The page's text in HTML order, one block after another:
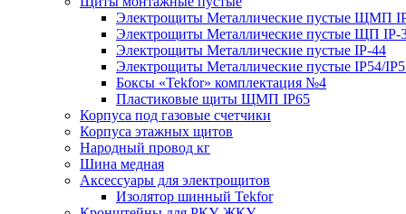
Электрощиты Металлические пустые ЩМП
Электрощиты Металлические пустые ЩП IP-
Электрощиты Металлические пустые IP-44
Электрощиты Металлические пустые IP54/
Боксы «Tekfor» комплектация №4
Пластиковые щиты ЩМП IP65
Корпуса под газовые счетчики
Корпуса этажных щитов
Народный провод кг
Шина медная
Аксессуары для электрощитов
Изолятор шинный Tekfor